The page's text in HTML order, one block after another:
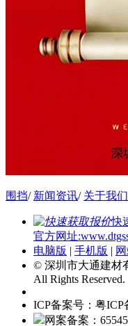
围挡/ 新闻资讯/ 关于我们
快
官方网址
电脑版 | 手机版 |
© 深圳市大通建材
All Rights Reserved.
ICP备案号：粤ICP
网案备案：